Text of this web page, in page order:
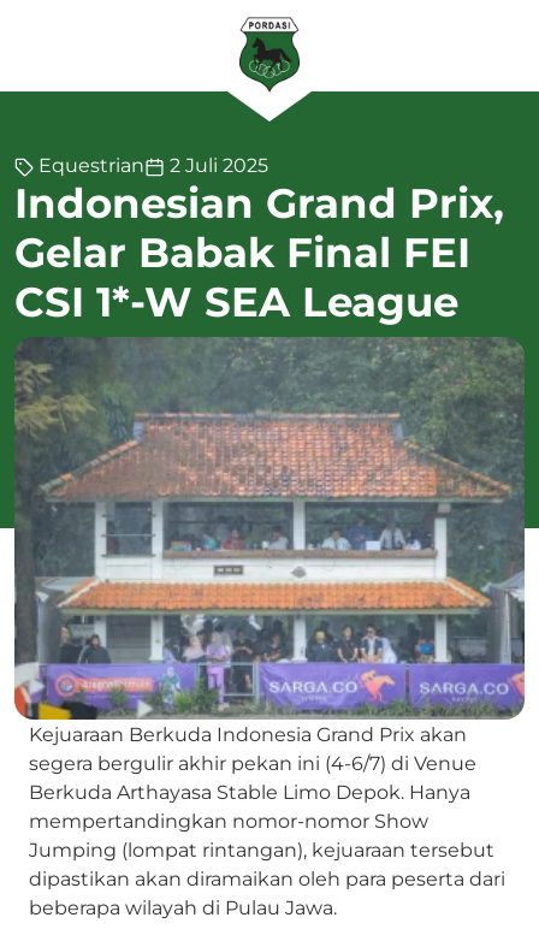
Equestrian 2 Juli 2025
Indonesian Grand Prix,
Gelar Babak Final FEI
CSI 1*-W SEA League
Kejuaraan Berkuda Indonesia Grand Prix akan
segera bergulir akhir pekan ini (4-6/7) di Venue
Berkuda Arthayasa Stable Limo Depok. Hanya
mempertandingkan nomor-nomor Show
Jumping (lompat rintangan), kejuaraan tersebut
dipastikan akan diramaikan oleh para peserta dari
beberapa wilayah di Pulau Jawa.